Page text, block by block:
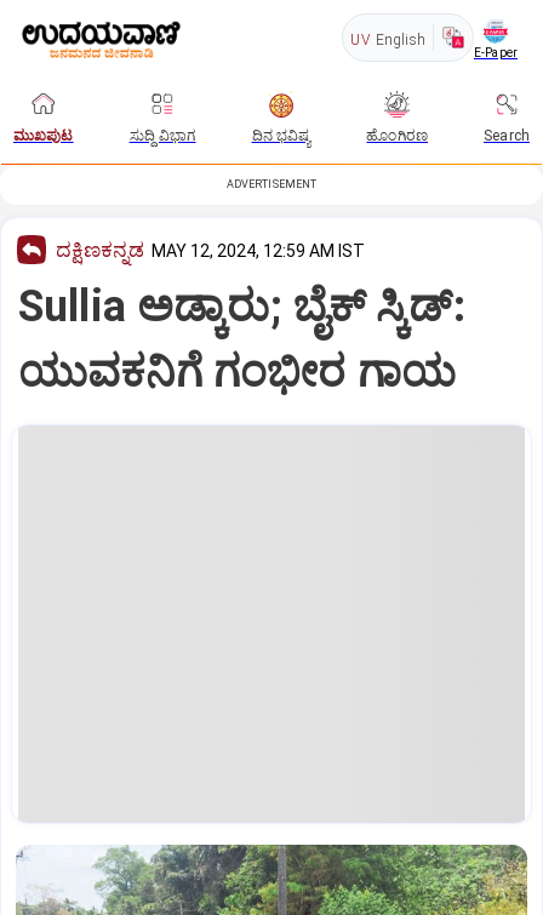
UV English
E-Paper
ಮುಖಪುಟ ಸುದ್ದಿ ವಿಭಾಗ ದಿನ ಭವಿಷ್ಯ ಹೊಂಗಿರಣ Search
ADVERTISEMENT
ದಕ್ಷಿಣಕನ್ನಡ MAY 12, 2024, 12:59 AM IST
Sullia ಅಡ್ಕಾರು; ಬೈಕ್ ಸ್ಕಿಡ್:
ಯುವಕನಿಗೆ ಗಂಭೀರ ಗಾಯ